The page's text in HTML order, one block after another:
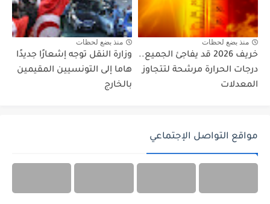
منذ بضع لحظات
خريف 2026 قد يفاجئ الجميع..
درجات الحرارة مرشحة لتتجاوز
المعدلات
منذ بضع لحظات
وزارة النقل توجه إشعارًا جديدًا
هاما إلى التونسيين المقيمين
بالخارج
مواقع التواصل الإجتماعي